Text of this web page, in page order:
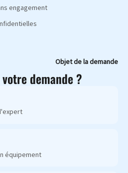
engagement
Objet de la demande
demande ?
équipement